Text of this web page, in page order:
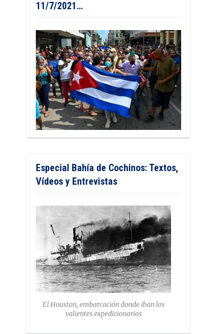
11/7/2021…
Especial Bahía de Cochinos: Textos,
Vídeos y Entrevistas
El Houston, embarcación donde iban los
valientes expedicionarios